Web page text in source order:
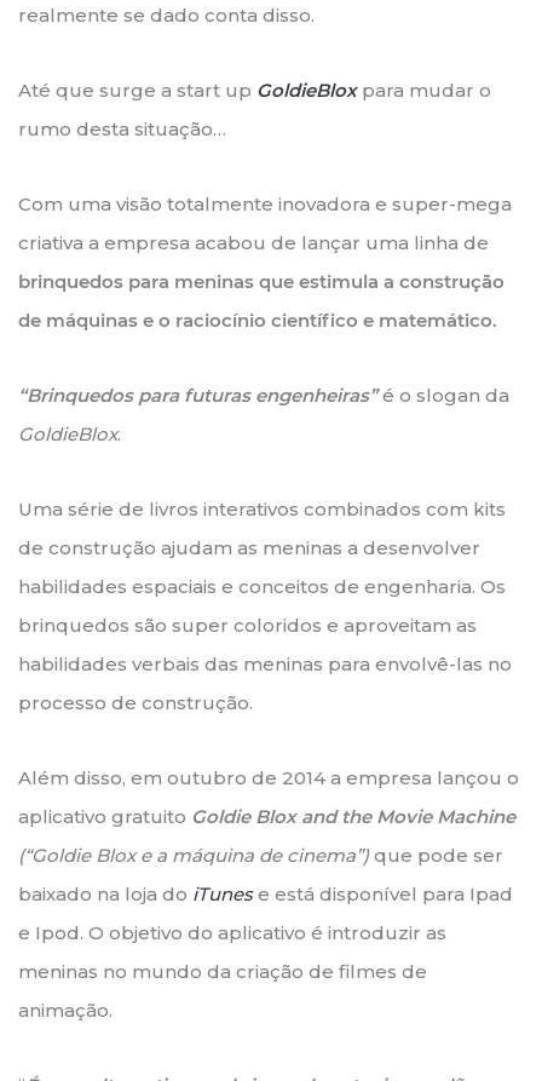
realmente se dado conta disso.
Até que surge a start up GoldieBloxpara mudar o
rumo desta situação…
Com uma visão totalmente inovadora e super-mega
criativa a empresa acabou de lançar uma linha de
brinquedos para meninas que estimula a construção
de máquinas e o raciocínio científico e matemático.
“Brinquedos para futuras engenheiras”é o slogan da
GoldieBlox.
Uma série de livros interativos combinados com kits
de construção ajudam as meninas a desenvolver
habilidades espaciais e conceitos de engenharia. Os
brinquedos são super coloridos e aproveitam as
habilidades verbais das meninas para envolvê-las no
processo de construção.
Além disso, em outubro de 2014 a empresa lançou o
aplicativo gratuito Goldie Blox and the Movie Machine
(“Goldie Blox e a máquina de cinema”) que pode ser
baixado na loja do iTunes e está disponível para Ipad
e Ipod. O objetivo do aplicativo é introduzir as
meninas no mundo da criação de filmes de
animação.